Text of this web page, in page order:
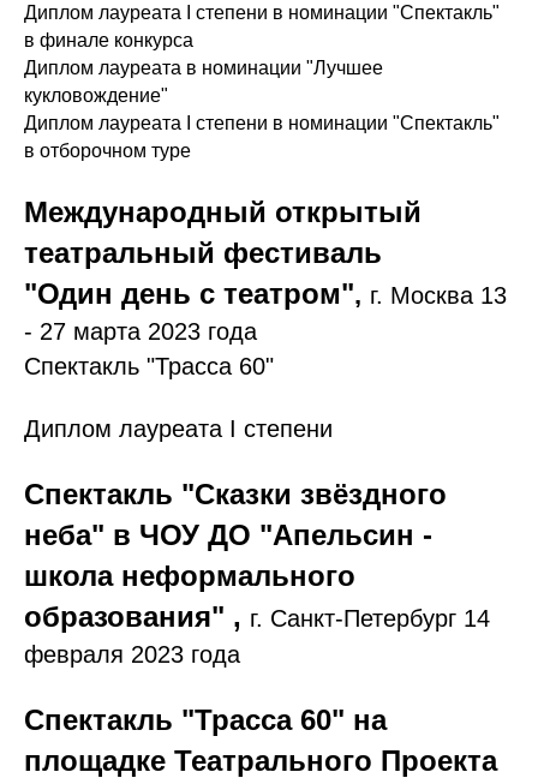
Диплом лауреата I степени в номинации "Спектакль"
в финале конкурса
Диплом лауреата в номинации "Лучшее
кукловождение"
Диплом лауреата I степени в номинации "Спектакль"
в отборочном туре
Международный открытый
театральный фестиваль
"Один день с театром", г. Москва 13
- 27 марта 2023 года
Спектакль "Трасса 60"
Диплом лауреата I степени
Спектакль "Сказки звёздного
неба" в ЧОУ ДО "Апельсин -
школа неформального
образования" , г. Санкт-Петербург 14
февраля 2023 года
Спектакль "Трасса 60" на
площадке Театрального Проекта